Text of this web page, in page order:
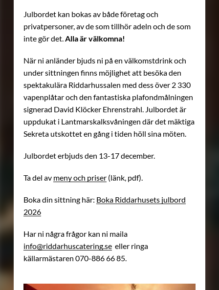
Julbordet kan bokas av både företag och
privatpersoner, av de som tillhör adeln och de som
inte gör det.Alla är välkomna!
När ni anländer bjuds ni på en välkomstdrink och
under sittningen finns möjlighet att besöka den
spektakulära Riddarhussalen med dess över 2 330
vapenplåtar och den fantastiska plafondmålningen
signerad David Klöcker Ehrenstrahl. Julbordet är
uppdukat i Lantmarskalksvåningen där det mäktiga
Sekreta utskottet en gång i tiden höll sina möten.
Julbordet erbjuds den 13-17 december.
Ta del av meny och priser (länk, pdf).
Boka din sittning här: Boka Riddarhusets julbord
2026
Har ni några frågor kan ni maila
info@riddarhuscatering.se eller ringa
källarmästaren 070-886 66 85.